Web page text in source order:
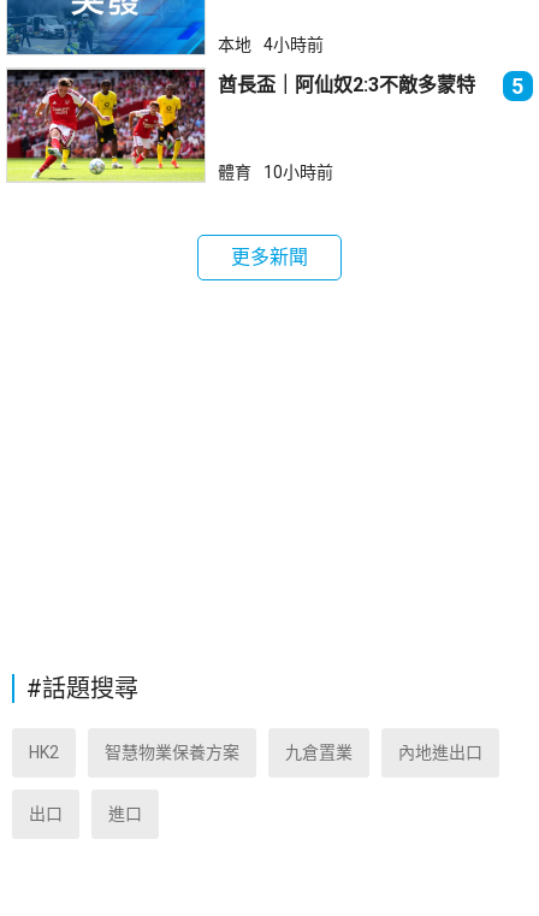
本地 4小時前
酋長盃｜阿仙奴2:3不敵多蒙特 5
體育 10小時前
更多新聞
#話題搜尋
HK2 智慧物業保養方案 九倉置業 內地進出口
出口 進口